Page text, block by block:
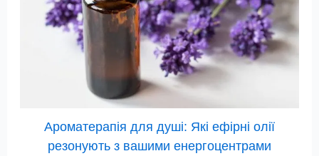
Ароматерапія для душі: Які ефірні олії
резонують з вашими енергоцентрами